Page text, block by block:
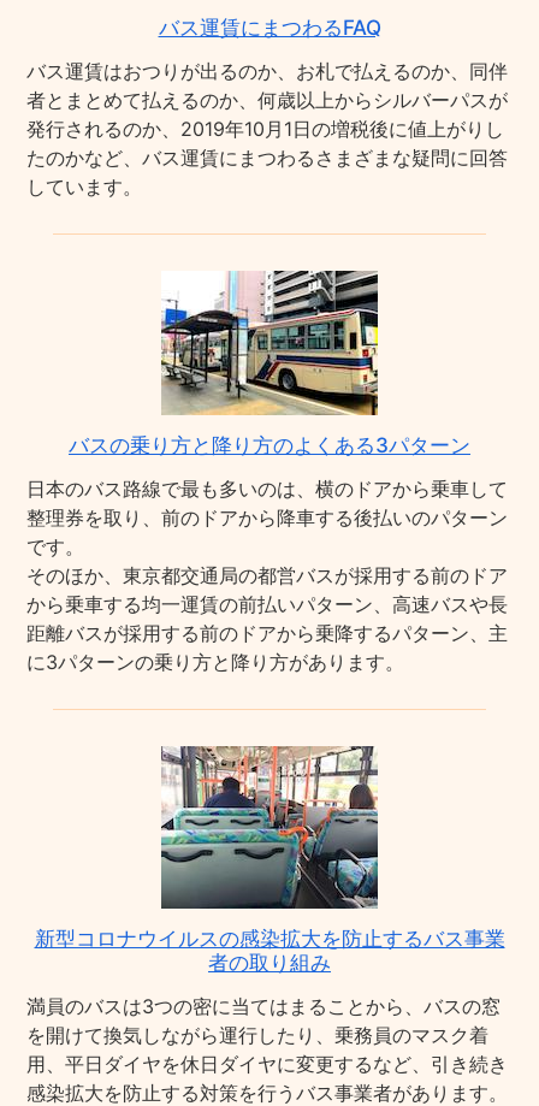
バス運賃にまつわるFAQ
バス運賃はおつりが出るのか、お札で払えるのか、同伴
者とまとめて払えるのか、何歳以上からシルバーパスが
発行されるのか、2019年10月1日の増税後に値上がりし
たのかなど、バス運賃にまつわるさまざまな疑問に回答
しています。
バスの乗り方と降り方のよくある3パターン
日本のバス路線で最も多いのは、横のドアから乗車して
整理券を取り、前のドアから降車する後払いのパターン
です。
そのほか、東京都交通局の都営バスが採用する前のドア
から乗車する均一運賃の前払いパターン、高速バスや長
距離バスが採用する前のドアから乗降するパターン、主
に3パターンの乗り方と降り方があります。
新型コロナウイルスの感染拡大を防止するバス事業
者の取り組み
満員のバスは3つの密に当てはまることから、バスの窓
を開けて換気しながら運行したり、乗務員のマスク着
用、平日ダイヤを休日ダイヤに変更するなど、引き続き
感染拡大を防止する対策を行うバス事業者があります。